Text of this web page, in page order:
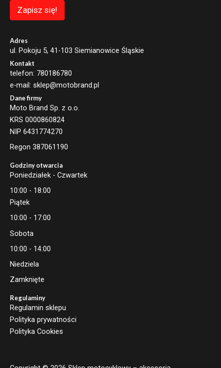
i
Zapisz się!
Adres
ul. Pokoju 5, 41-103 Siemianowice Śląskie
Kontakt
telefon: 780186780
e-mail: sklep@motobrand.pl
Dane firmy
Moto Brand Sp. z o.o.
KRS 0000860824
NIP 6431774270
Regon 387061190
Godziny otwarcia
Poniedziałek - Czwartek
10:00 - 18:00
Piątek
10:00 - 17:00
Sobota
10:00 - 14:00
Niedziela
Zamknięte
Regulaminy
Regulamin sklepu
Polityka prywatności
Polityka Cookies